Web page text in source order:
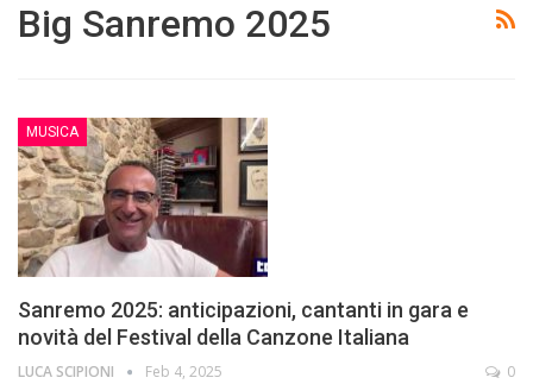
Big Sanremo 2025
MUSICA
Sanremo 2025: anticipazioni, cantanti in gara e
novità del Festival della Canzone Italiana
LUCA SCIPIONI Feb 4, 2025 0